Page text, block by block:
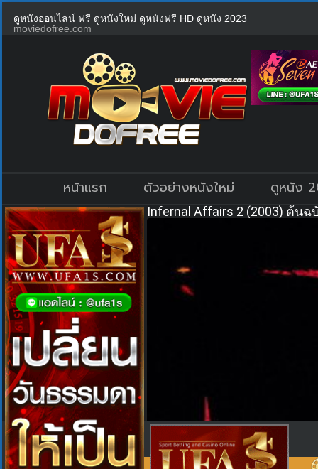
ดูหนังออนไลน์ ฟรี ดูหนังใหม่ ดูหนังฟรี HD ดูหนัง 2023
moviedofree.com
หน้าแรก ตัวอย่างหนังใหม่ ดูหนัง
Infernal Affairs 2 (2003) ต้น